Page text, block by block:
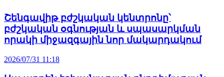
Շենգավիթ բժշկական կենտրոնը՝
բժշկական օգնության և սպասարկման
որակի միջազգային նոր մակարդակում
2026/07/31 11:18